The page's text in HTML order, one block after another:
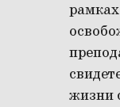
жизни